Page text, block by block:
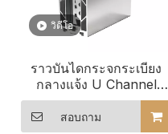
วิดีโอ
ราวบันไดกระจกระเบียง
กลางแจ้ง U Channel
สำหรับสำนักงาน / วิลล่า
สอบถาม